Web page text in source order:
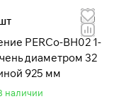
PERCo-BH02 1-
диаметром 32
925 мм
наличии